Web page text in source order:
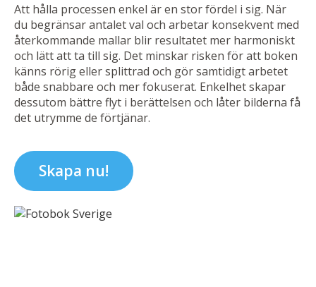
Att hålla processen enkel är en stor fördel i sig. När
du begränsar antalet val och arbetar konsekvent med
återkommande mallar blir resultatet mer harmoniskt
och lätt att ta till sig. Det minskar risken för att boken
känns rörig eller splittrad och gör samtidigt arbetet
både snabbare och mer fokuserat. Enkelhet skapar
dessutom bättre flyt i berättelsen och låter bilderna få
det utrymme de förtjänar.
Skapa nu!